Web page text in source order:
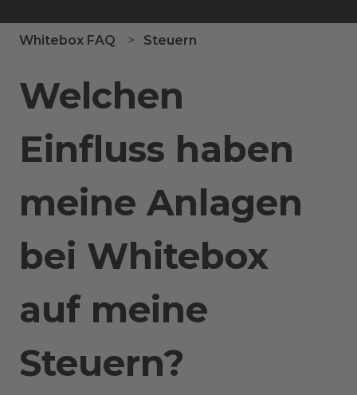
Whitebox FAQ Steuern
Welchen
Einfluss haben
meine Anlagen
bei Whitebox
auf meine
Steuern?